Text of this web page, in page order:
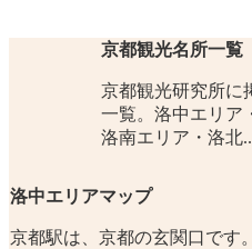
京都観光名所一覧
京都観光研究所に
一覧。洛中エリア
洛南エリア・洛北
洛中エリアマップ
京都駅は、京都の玄関口です